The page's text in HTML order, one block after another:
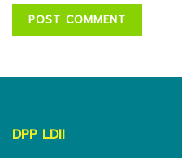
DPP LDII